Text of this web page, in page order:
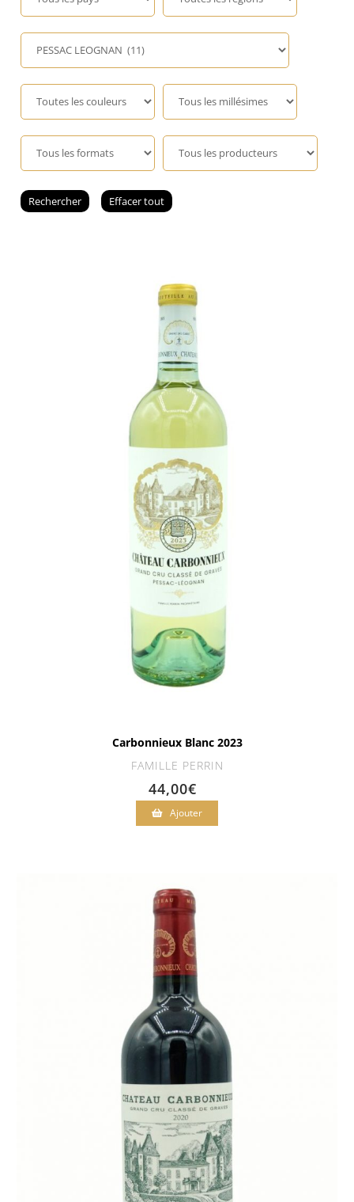
Champagne
GIN
RHUM
WHISKY
Carbonnieux Blanc 2023
FAMILLE PERRIN
44,00€
Ajouter